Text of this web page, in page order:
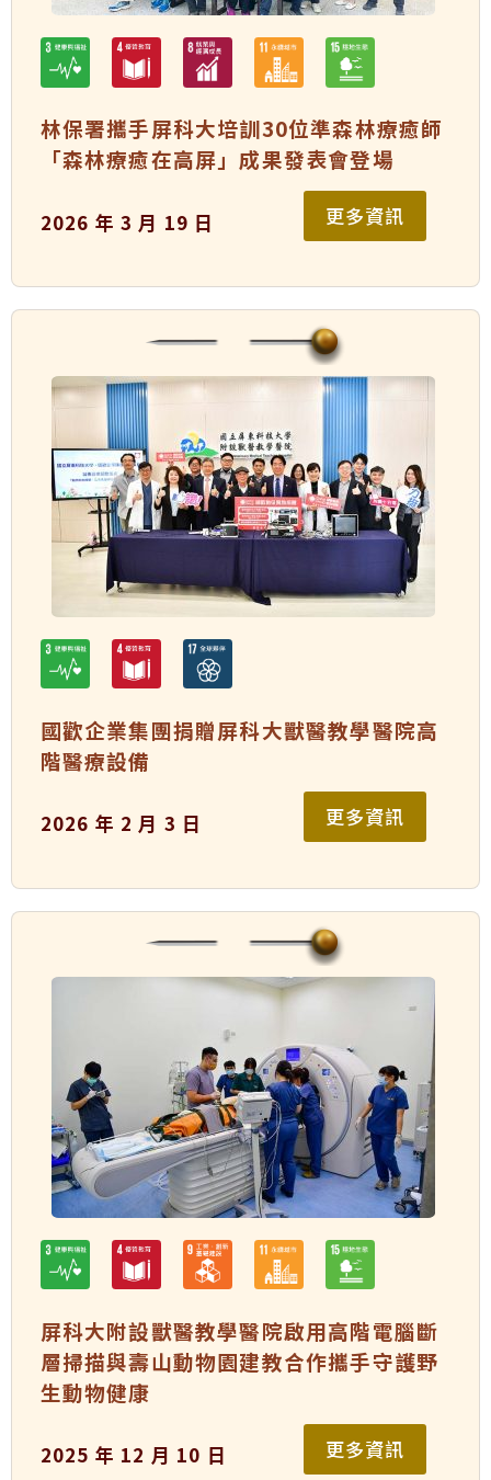
林保署攜手屏科大培訓30位準森林療癒師
「森林療癒在高屏」成果發表會登場
2026 年 3 月 19 日 更多資訊
國歡企業集團捐贈屏科大獸醫教學醫院高
階醫療設備
2026 年 2 月 3 日 更多資訊
屏科大附設獸醫教學醫院啟用高階電腦斷
層掃描與壽山動物園建教合作攜手守護野
生動物健康
2025 年 12 月 10 日 更多資訊